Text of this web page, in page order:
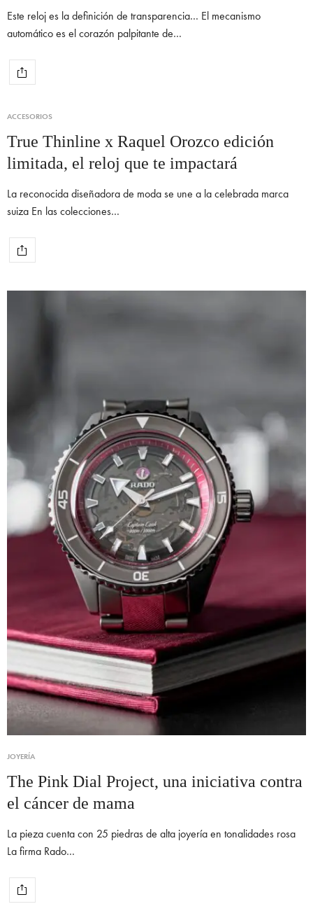
Este reloj es la definición de transparencia… El mecanismo
automático es el corazón palpitante de…
ACCESORIOS
True Thinline x Raquel Orozco edición
limitada, el reloj que te impactará
La reconocida diseñadora de moda se une a la celebrada marca
suiza En las colecciones…
JOYERÍA
The Pink Dial Project, una iniciativa contra
el cáncer de mama
La pieza cuenta con 25 piedras de alta joyería en tonalidades rosa
La firma Rado…